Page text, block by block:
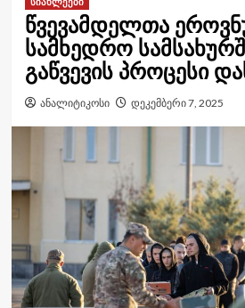
წვევამდელთა
სამხედრო
გაწვევის პროცესი
ანალიტიკოსი დეკემბერი 7, 2025